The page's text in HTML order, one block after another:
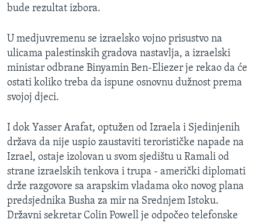
bude rezultat izbora.
U medjuvremenu se izraelsko vojno prisustvo na
ulicama palestinskih gradova nastavlja, a izraelski
ministar odbrane Binyamin Ben-Eliezer je rekao da će
ostati koliko treba da ispune osnovnu dužnost prema
svojoj djeci.
I dok Yasser Arafat, optužen od Izraela i Sjedinjenih
država da nije uspio zaustaviti terorističke napade na
Izrael, ostaje izolovan u svom sjedištu u Ramali od
strane izraelskih tenkova i trupa - američki diplomati
drže razgovore sa arapskim vladama oko novog plana
predsjednika Busha za mir na Srednjem Istoku.
Državni sekretar Colin Powell je odpočeo telefonske